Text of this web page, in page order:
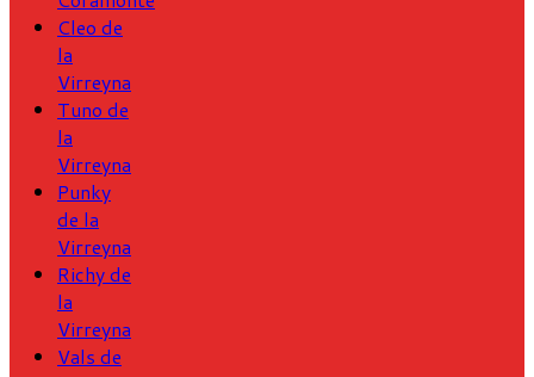
Cleo de
la
Virreyna
Tuno de
la
Virreyna
Punky
de la
Virreyna
Richy de
la
Virreyna
Vals de